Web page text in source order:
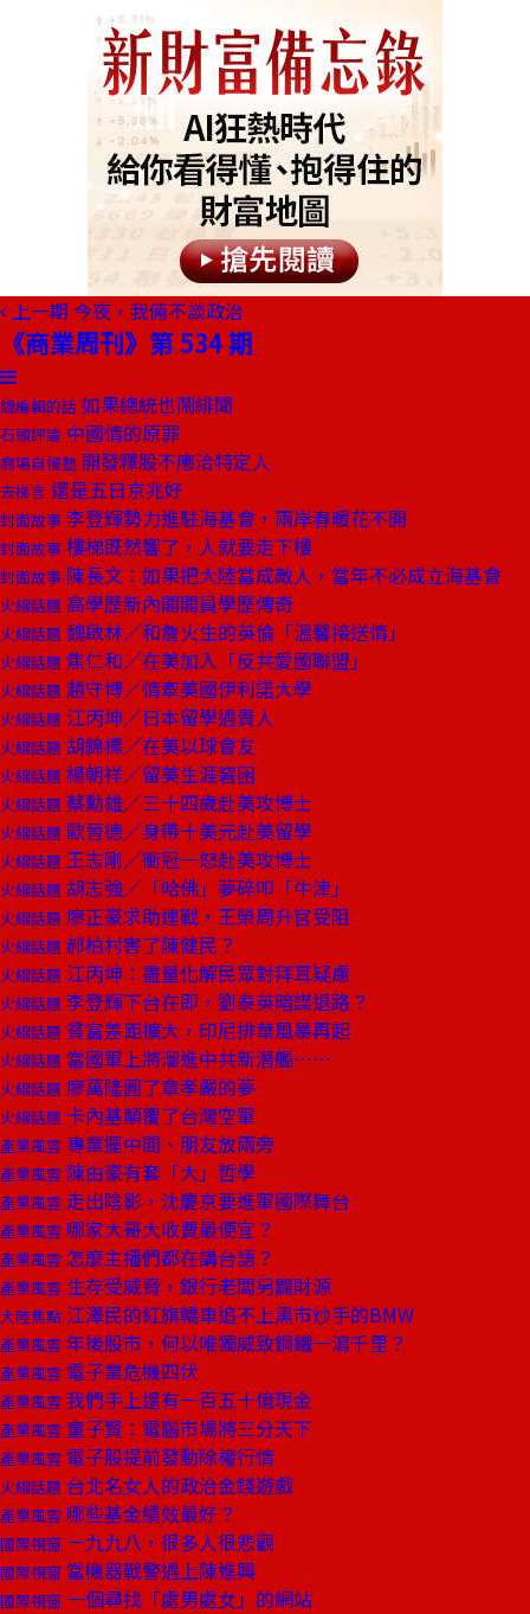
上一期 今夜，我倆不談政治
《商業周刊》第 534 期
總編輯的話 如果總統也鬧緋聞
石頭評論 中國情的原罪
商場自慢塾 開發釋股不應洽特定人
去梯言 還是五日京兆好
封面故事 李登輝勢力進駐海基會，兩岸春暖花不開
封面故事 樓梯既然響了，人就要走下樓
封面故事 陳長文：如果把大陸當成敵人，當年不必成立海基會
火線話題 高學歷新內閣閣員學歷傳奇
火線話題 魏啟林／和詹火生的英倫「溫馨接送情」
火線話題 焦仁和／在美加入「反共愛國聯盟」
火線話題 趙守博／情牽美國伊利諾大學
火線話題 江丙坤／日本留學遇貴人
火線話題 胡錦標／在美以球會友
火線話題 楊朝祥／留美生涯窘困
火線話題 蔡勳雄／三十四歲赴美攻博士
火線話題 歐晉德／身帶十美元赴美留學
火線話題 王志剛／衝冠一怒赴美攻博士
火線話題 胡志強／「哈佛」夢碎叩「牛津」
火線話題 廖正豪求助連戰，王榮周升官受阻
火線話題 郝柏村害了陳健民？
火線話題 江丙坤：盡量化解民眾對拜耳疑慮
火線話題 李登輝下台在即，劉泰英暗謀退路？
火線話題 貧富差距擴大，印尼排華風暴再起
火線話題 當國軍上將溜進中共新潛艦……
火線話題 廖萬隆圓了章孝嚴的夢
火線話題 卡內基顛覆了台灣空軍
產業風雲 專業擺中間、朋友放兩旁
產業風雲 陳由豪有套「大」哲學
產業風雲 走出陰影，沈慶京要進軍國際舞台
產業風雲 哪家大哥大收費最便宜？
產業風雲 怎麼主播們都在講台語？
產業風雲 生存受威脅，銀行老闆另闢財源
大陸焦點 江澤民的紅旗轎車追不上黑市炒手的BMW
產業風雲 年後股市，何以唯獨威致鋼鐵一瀉千里？
產業風雲 電子業危機四伏
產業風雲 我們手上還有一百五十億現金
產業風雲 童子賢：電腦市場將三分天下
產業風雲 電子股提前發動除權行情
火線話題 台北名女人的政治金錢遊戲
產業風雲 哪些基金績效最好？
國際視窗 一九九八，很多人很悲觀
國際視窗 當機器戰警遇上陳進興
國際視窗 一個尋找「處男處女」的網站